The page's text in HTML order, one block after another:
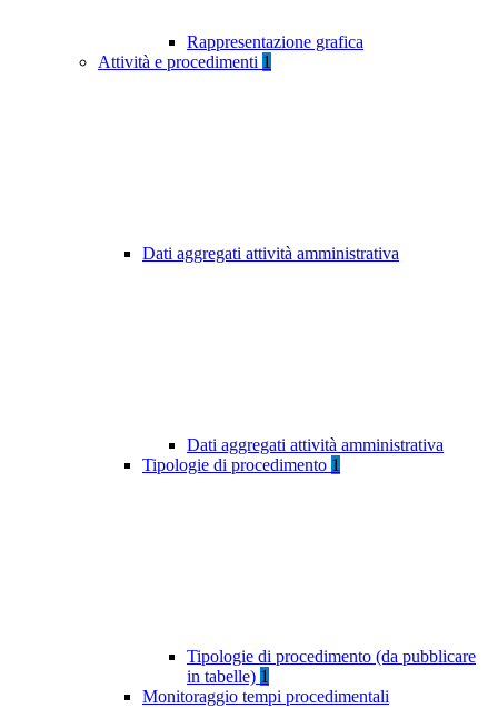
Rappresentazione grafica
Attività e procedimenti 1
Dati aggregati attività amministrativa
Dati aggregati attività amministrativa
Tipologie di procedimento 1
Tipologie di procedimento (da pubblicare
in tabelle) 1
Monitoraggio tempi procedimentali